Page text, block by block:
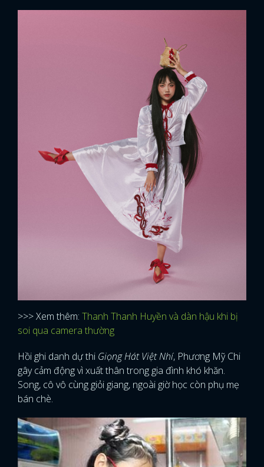
>>> Xem thêm: Thanh Thanh Huyền và dàn hậu khi bị
soi qua camera thường
Hồi ghi danh dự thi Giọng Hát Việt Nhí, Phương Mỹ Chi
gây cảm động vì xuất thân trong gia đình khó khăn.
Song, cô vô cùng giỏi giang, ngoài giờ học còn phụ mẹ
bán chè.